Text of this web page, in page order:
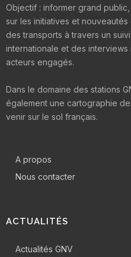
Objectif : informer grand
sur les initiatives et
des transports à travers un
internationale et des
acteurs engagés.
Dans le domaine des stations
également une cartographie
venir sur le sol français.
A propos
Nous contacter
ACTUALITÉS
Actualités GNV